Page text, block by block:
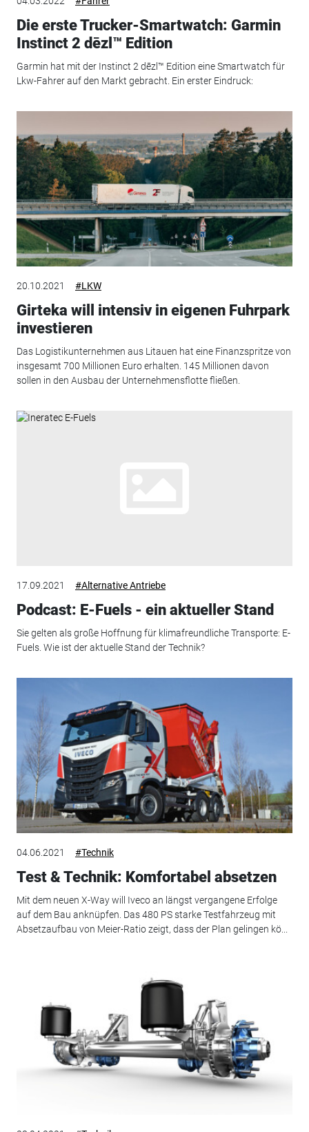
Die erste Trucker-Smartwatch: Garmin
Instinct 2 dēzl™ Edition
Garmin hat mit der Instinct 2 dēzl™ Edition eine Smartwatch für
Lkw-Fahrer auf den Markt gebracht. Ein erster Eindruck:
20.10.2021 #LKW
Girteka will intensiv in eigenen Fuhrpark
investieren
Das Logistikunternehmen aus Litauen hat eine Finanzspritze von
insgesamt 700 Millionen Euro erhalten. 145 Millionen davon
sollen in den Ausbau der Unternehmensflotte fließen.
17.09.2021 #Alternative Antriebe
Podcast: E-Fuels - ein aktueller Stand
Sie gelten als große Hoffnung für klimafreundliche Transporte: E-
Fuels. Wie ist der aktuelle Stand der Technik?
04.06.2021 #Technik
Test & Technik: Komfortabel absetzen
Mit dem neuen X-Way will Iveco an längst vergangene Erfolge
auf dem Bau anknüpfen. Das 480 PS starke Testfahrzeug mit
Absetzaufbau von Meier-Ratio zeigt, dass der Plan gelingen kö...